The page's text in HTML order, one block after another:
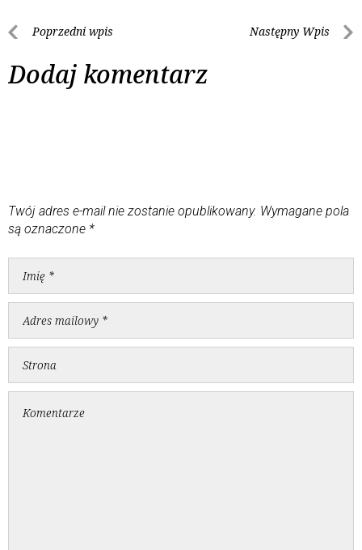
Poprzedni wpis Następny Wpis
Dodaj komentarz
Twój adres e-mail nie zostanie opublikowany. Wymagane pola
są oznaczone *